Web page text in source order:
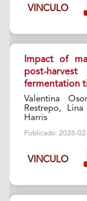
VINCULO
Impact of
post-
fermentation
Valentina
Restrepo,
Harris
Publicado: 2026-
VINCULO